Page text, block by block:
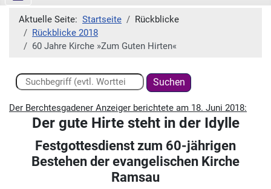
Aktuelle Seite: Startseite
Rückblicke
Rückblicke 2018
60 Jahre Kirche »Zum Guten Hirten«
Suchen ...
Suchen
Der Berchtesgadener Anzeiger berichtete am 18. Juni 2018:
Der gute Hirte steht in der Idylle
Festgottesdienst zum 60-jährigen
Bestehen der evangelischen Kirche
Ramsau